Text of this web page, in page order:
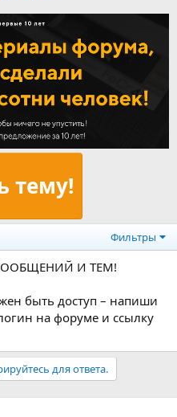
тему!
Фильтры
И ТЕМ!
быть доступ – напиши
на форуме и ссылку
для ответа.